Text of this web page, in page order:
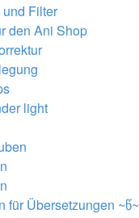
Filter
den Ani Shop
light
für Übersetzungen ~წ~